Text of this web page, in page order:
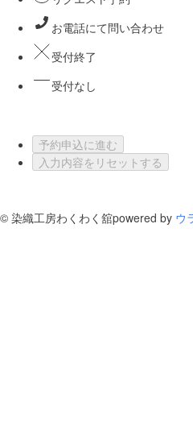
お電話にて問い合わせ
受付終了
受付なし
予約申込に進む
入力内容をリセットする
© 染織工房わくわく舘powered by ウ